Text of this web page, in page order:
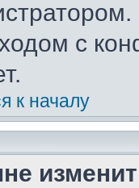
с
к началу